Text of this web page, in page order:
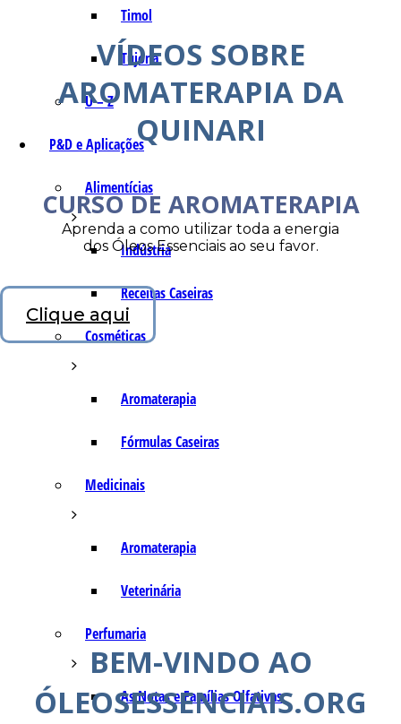
Timol
Tujona
U – Z
P&D e Aplicações
Alimentícias
Indústria
Receitas Caseiras
Cosméticas
Aromaterapia
Fórmulas Caseiras
Medicinais
Aromaterapia
Veterinária
Perfumaria
As Notas e Famílias Olfativas
VÍDEOS SOBRE
AROMATERAPIA DA
QUINARI
CURSO DE AROMATERAPIA
Aprenda a como utilizar toda a energia
dos Óleos Essenciais ao seu favor.
Clique aqui
BEM-VINDO AO
ÓLEOSESSENCIAIS.ORG